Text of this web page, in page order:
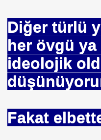
Diğer türlü
her övgü
ideolojik
Fakat
UNUT
EV HANIMIMI